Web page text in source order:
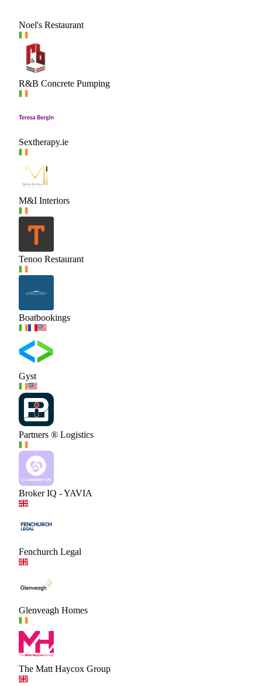
Noel's Restaurant
R&B Concrete Pumping
Sextherapy.ie
M&I Interiors
Tenoo Restaurant
Boatbookings
Gyst
Partners ® Logistics
Broker IQ - YAVIA
Fenchurch Legal
Glenveagh Homes
The Matt Haycox Group